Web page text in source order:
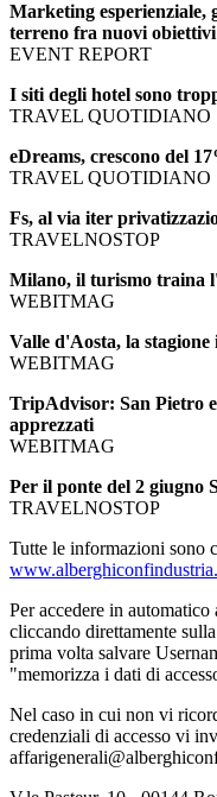
Marketing esperienziale,
terreno fra nuovi
EVENT REPORT
I siti degli hotel sono
TRAVEL QUOTIDIANO
eDreams, crescono del
TRAVEL QUOTIDIANO
Fs, al via iter
TRAVELNOSTOP
Milano, il turismo traina
WEBITMAG
Valle d'Aosta, la
WEBITMAG
TripAdvisor: San Pietro
apprezzati
WEBITMAG
Per il ponte del 2 giugno
TRAVELNOSTOP
Tutte le informazioni sono
Per accedere in
cliccando direttamente
prima volta salvare
"memorizza i dati di
Nel caso in cui non vi
credenziali di accesso vi